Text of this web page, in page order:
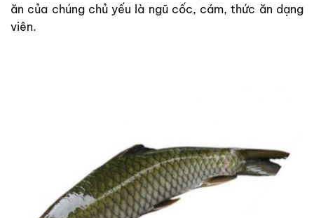
ăn của chúng chủ yếu là ngũ cốc, cám, thức ăn dạng
viên.